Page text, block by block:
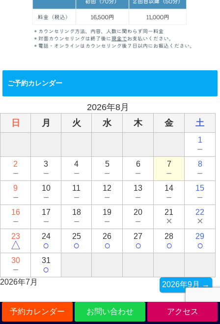
予約カレンダー お問い合わせ アクセス
ご予約カレンダー
2026年8月
日
月 火 水 木 金 土
1
－
2
－
3
－
4
－
5
－
6
－
7
－
8
－
9
－
10
－
11
－
12
－
13
－
14
－
15
－
16
－
17
－
18
－
19
－
20
－
21
×
22
×
23
△
24
○
25
○
26
○
27
○
28
○
29
○
30
－
31
○
2026年7月 2026年9月 →
アクセス